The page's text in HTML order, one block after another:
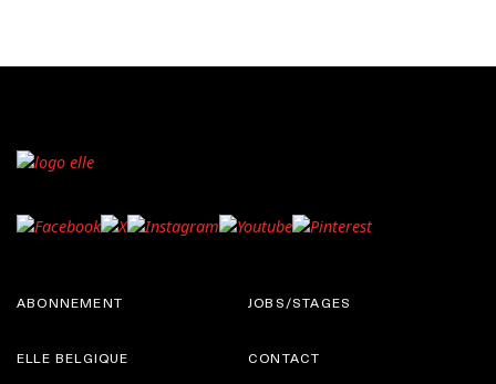
ABONNEMENT
ELLE BELGIQUE
JOBS/STAGES
CONTACT